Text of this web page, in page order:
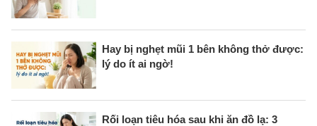
Hay bị nghẹt mũi 1 bên không thở được:
lý do ít ai ngờ!
Rối loạn tiêu hóa sau khi ăn đồ lạ: 3